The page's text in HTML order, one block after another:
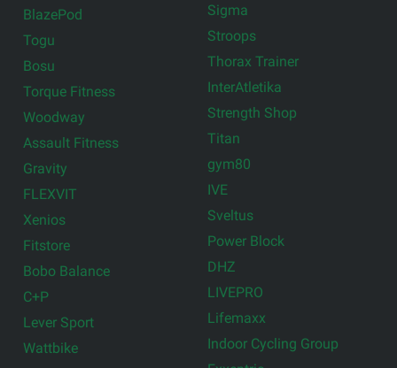
BlazePod
Togu
Bosu
Torque Fitness
Woodway
Assault Fitness
Gravity
FLEXVIT
Xenios
Fitstore
Bobo Balance
C+P
Lever Sport
Wattbike
Sigma
Stroops
Thorax Trainer
InterAtletika
Strength Shop
Titan
gym80
IVE
Sveltus
Power Block
DHZ
LIVEPRO
Lifemaxx
Indoor Cycling Group